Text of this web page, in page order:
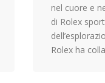
nel cuore e
di Rolex
Rolex ha